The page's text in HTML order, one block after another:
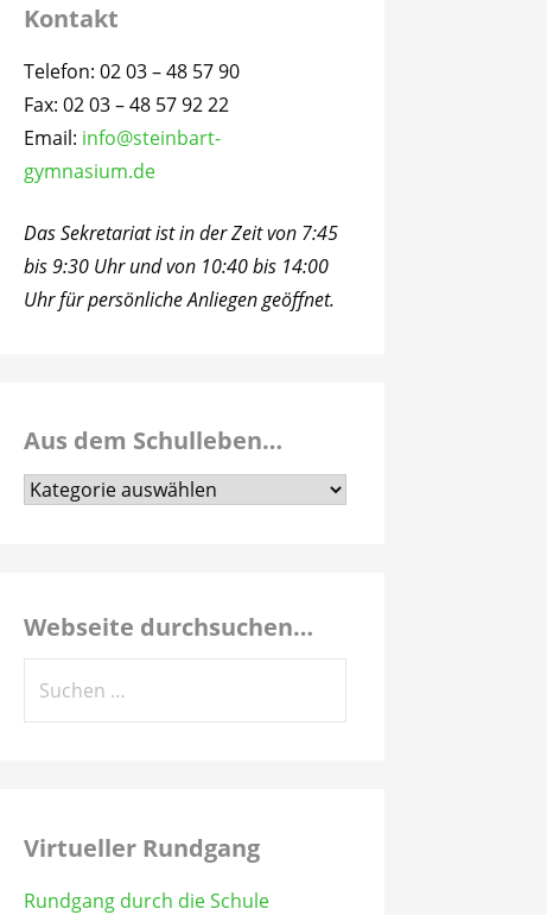
Kontakt
Telefon: 02 03 – 48 57 90
Fax: 02 03 – 48 57 92 22
Email: info@steinbart-
gymnasium.de
Das Sekretariat ist in der Zeit von 7:45
bis 9:30 Uhr und von 10:40 bis 14:00
Uhr für persönliche Anliegen geöffnet.
Aus dem Schulleben…
Aus
Webseite durchsuchen…
Virtueller Rundgang
Rundgang durch die Schule